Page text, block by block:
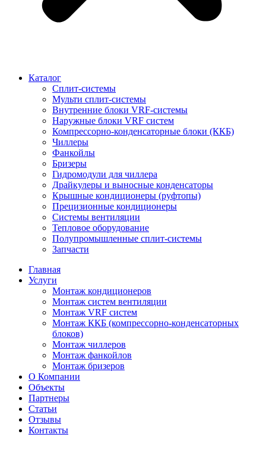
Каталог
Сплит-системы
Мульти сплит-системы
Внутренние блоки VRF-cистемы
Наружные блоки VRF cистем
Компрессорно-конденсаторные блоки (ККБ)
Чиллеры
Фанкойлы
Бризеры
Гидромодули для чиллера
Драйкулеры и выносные конденсаторы
Крышные кондиционеры (руфтопы)
Прецизионные кондиционеры
Системы вентиляции
Тепловое оборудование
Полупромышленные сплит-системы
Запчасти
Главная
Услуги
Монтаж кондиционеров
Монтаж cистем вентиляции
Монтаж VRF систем
Монтаж ККБ (компрессорно-конденсаторных
блоков)
Монтаж чиллеров
Монтаж фанкойлов
Монтаж бризеров
О Компании
Объекты
Партнеры
Статьи
Отзывы
Контакты